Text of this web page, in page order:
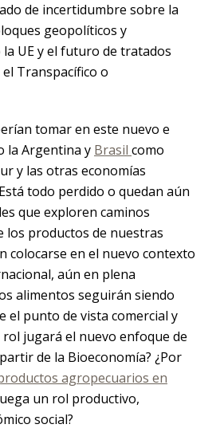
de incertidumbre sobre la
geopolíticos y
UE y el futuro de tratados
Transpacífico o
tomar en este nuevo e
la Argentina y Brasil como
y las otras economías
todo perdido o quedan aún
que exploren caminos
los productos de nuestras
colocarse en el nuevo contexto
aún en plena
alimentos seguirán siendo
el punto de vista comercial y
rol jugará el nuevo enfoque de
de la Bioeconomía? ¿Por
agropecuarios en
un rol productivo,
social?